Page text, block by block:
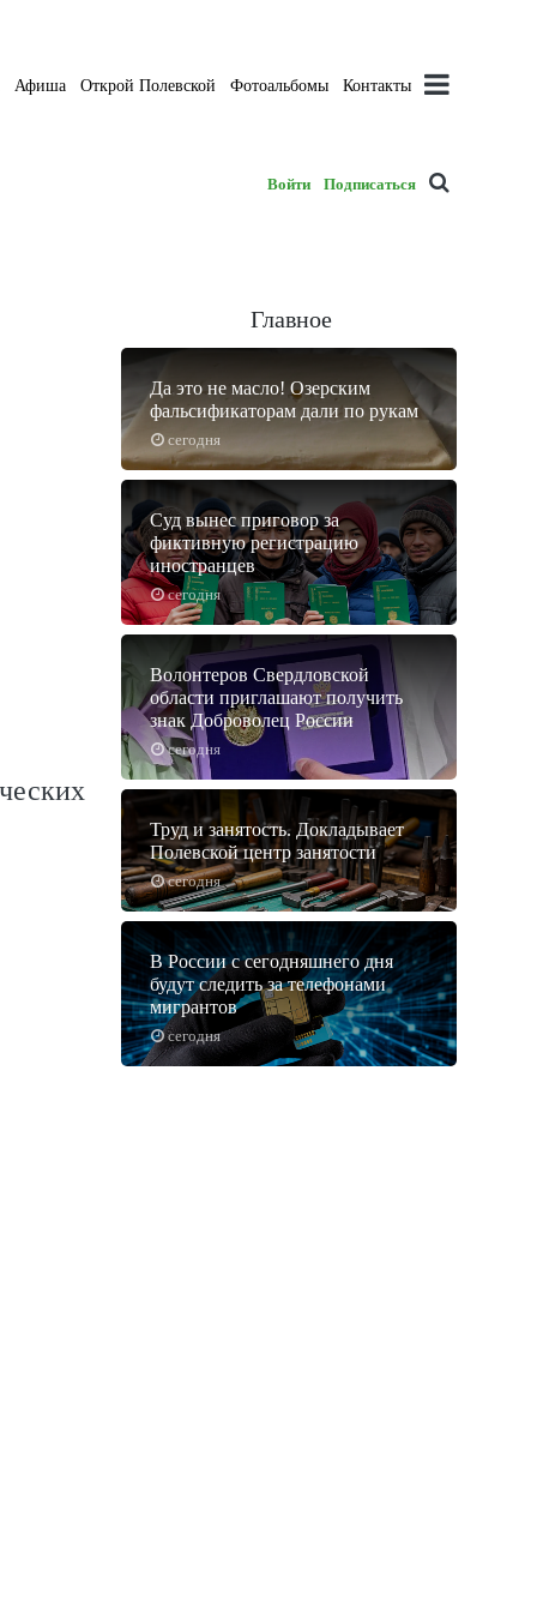
Афиша Открой Полевской Фотоальбомы Контакты
Войти Подписаться
Главное
сегодня
Да это не масло! Озерским
фальсификаторам дали по рукам
сегодня
Суд вынес приговор за
фиктивную регистрацию
иностранцев
сегодня
Волонтеров Свердловской
области приглашают получить
знак Доброволец России
сегодня
Труд и занятость. Докладывает
Полевской центр занятости
сегодня
В России с сегодняшнего дня
будут следить за телефонами
мигрантов